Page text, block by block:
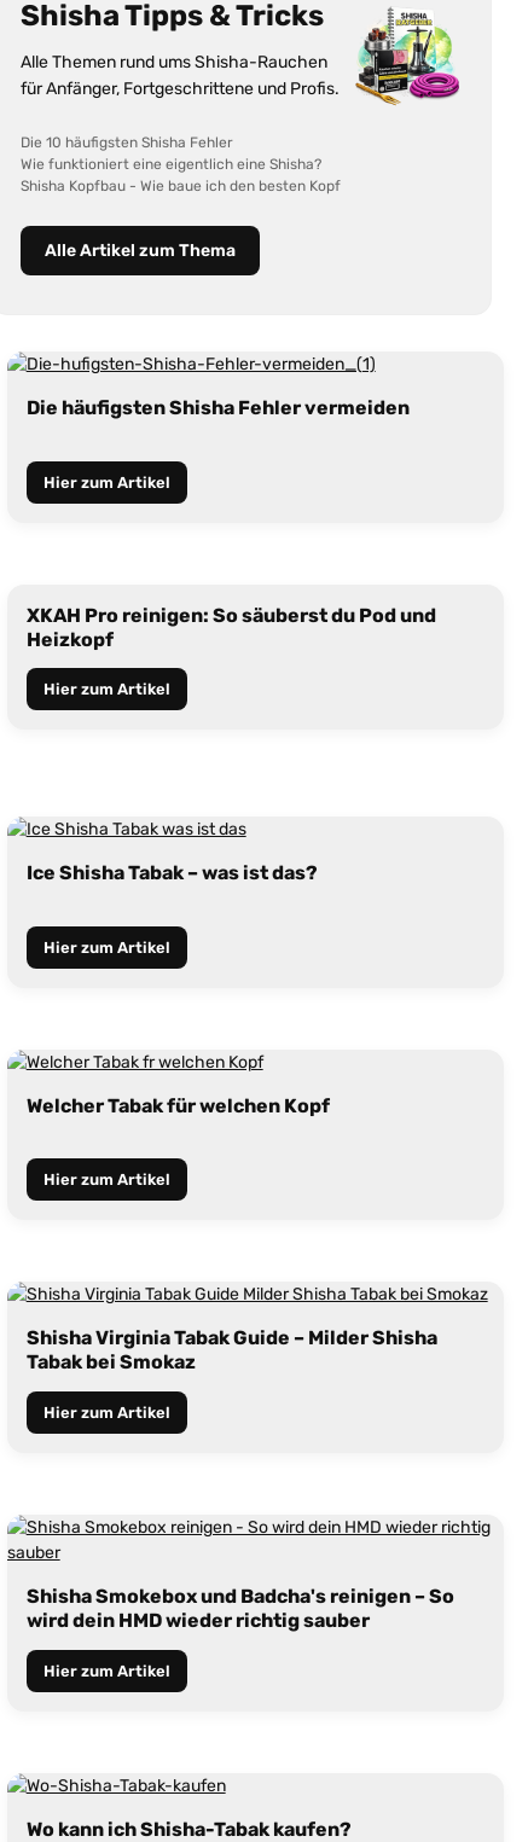
Shisha Tipps & Tricks
Alle Themen rund ums Shisha-Rauchen
für Anfänger, Fortgeschrittene und Profis.
Die 10 häufigsten Shisha Fehler
Wie funktioniert eine eigentlich eine Shisha?
Shisha Kopfbau - Wie baue ich den besten Kopf
Alle Artikel zum Thema
Die häufigsten Shisha Fehler vermeiden
Hier zum Artikel
XKAH Pro reinigen: So säuberst du Pod und
Heizkopf
Hier zum Artikel
Ice Shisha Tabak – was ist das?
Hier zum Artikel
Welcher Tabak für welchen Kopf
Hier zum Artikel
Shisha Virginia Tabak Guide – Milder Shisha
Tabak bei Smokaz
Hier zum Artikel
Shisha Smokebox und Badcha's reinigen – So
wird dein HMD wieder richtig sauber
Hier zum Artikel
Wo kann ich Shisha-Tabak kaufen?